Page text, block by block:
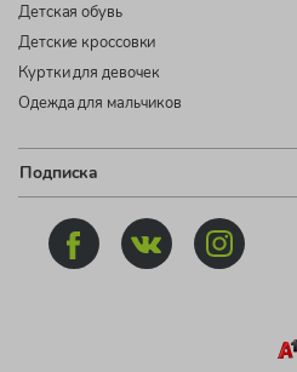
Детская обувь
Детские кроссовки
Куртки для девочек
Одежда для мальчиков
Подписка